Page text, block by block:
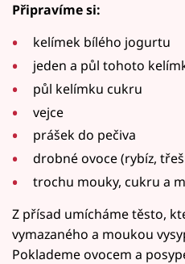
Připravíme si:
kelímek bílého jogurtu
jeden a půl tohoto
půl kelímku cukru
vejce
prášek do pečiva
drobné ovoce (rybíz,
trochu mouky, cukru a
Z přísad umícháme těsto,
vymazaného a moukou
Poklademe ovocem a